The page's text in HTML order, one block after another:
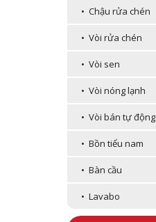
• Chậu rửa chén
• Vòi rửa chén
• Vòi sen
• Vòi nóng lạnh
• Vòi bán tự động
• Bồn tiểu nam
• Bàn cầu
• Lavabo